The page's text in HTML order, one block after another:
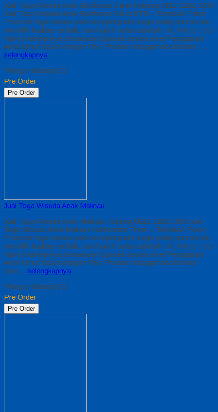
Jual Toga Wisuda Anak Sumbawa Barat Hubungi 0812-2282-1060
Jual Toga Wisuda Anak Sumbawa Barat NTB – Temukan Paket
Promosi toga wisuda anak komplet pada harga paling murah dan
memiliki kualitas terbaik, kami kasih untuk sekolah TK, PAUD , SD
Kami memberinya penawaran Special semua level Pengajaran
Anak Umur Dasar dengan Fitur Produk sebagaimana berikut :…
selengkapnya
*Harga Hubungi CS
Pre Order
Pre Order
Jual Toga Wisuda Anak Malinau
Jual Toga Wisuda Anak Malinau Hubungi 0812-2282-1060 Jual
Toga Wisuda Anak Malinau Kalimantan Timur – Temukan Paket
Promosi toga wisuda anak komplet pada harga paling murah dan
memiliki kualitas terbaik, kami kasih untuk sekolah TK, PAUD , SD
Kami memberinya penawaran Special semua level Pengajaran
Anak Umur Dasar dengan Fitur Produk sebagaimana berikut :
Kain… selengkapnya
*Harga Hubungi CS
Pre Order
Pre Order